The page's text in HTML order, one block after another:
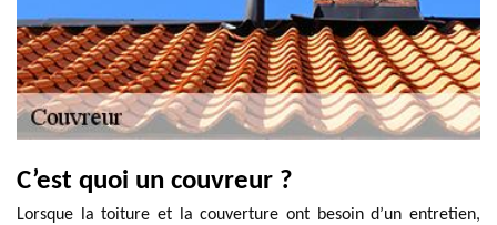
C’est quoi un couvreur ?
Lorsque la toiture et la couverture ont besoin d’un entretien,